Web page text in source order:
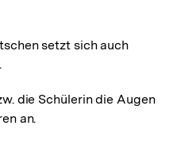
setzt sich auch
die Schülerin die Augen
an.